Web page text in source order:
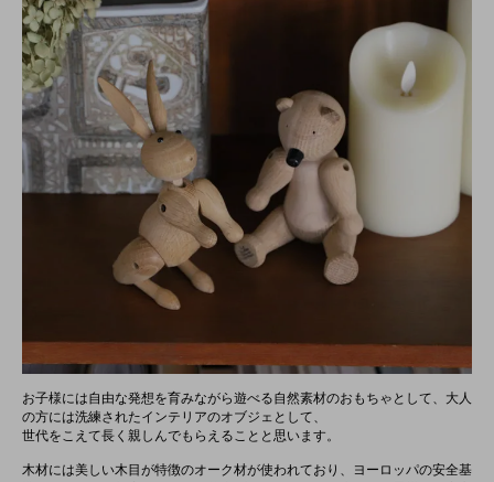
お子様には自由な発想を育みながら遊べる自然素材のおもちゃとして、大人
の方には洗練されたインテリアのオブジェとして、
世代をこえて長く親しんでもらえることと思います。
木材には美しい木目が特徴のオーク材が使われており、ヨーロッパの安全基